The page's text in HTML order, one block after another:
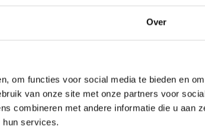
Over
om functies voor social media te bieden en
van onze site met onze partners voor
combineren met andere informatie die u aan
hun services.
aan tafel te krijgen om, met
over onze gezamenlijke stip aan de
waarin innovatie,
Een lichtend voorbeeld in een vaak
Bruins het eerste advies van de
dialoog om samen tot